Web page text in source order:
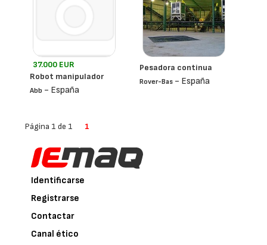
37.000 EUR
Robot manipulador
Abb - España
Pesadora continua
Rover-Bas - España
Página 1 de 1 1
Identificarse
Registrarse
Contactar
Canal ético